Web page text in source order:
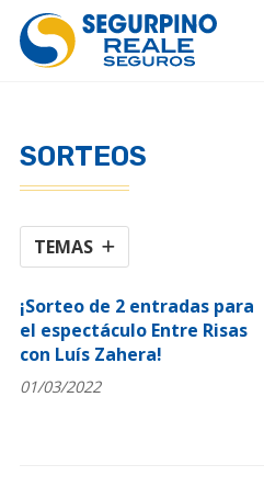
SORTEOS
TEMAS
¡Sorteo de 2 entradas para
el espectáculo Entre Risas
con Luís Zahera!
01/03/2022